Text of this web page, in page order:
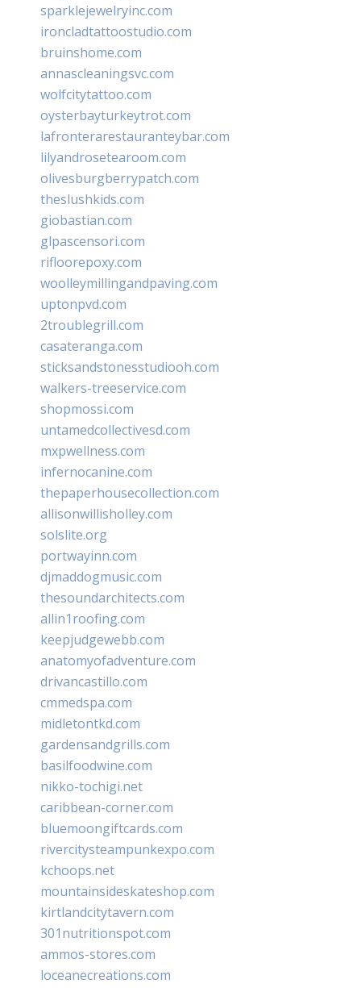
sparklejewelryinc.com
ironcladtattoostudio.com
bruinshome.com
annascleaningsvc.com
wolfcitytattoo.com
oysterbayturkeytrot.com
lafronterarestauranteybar.com
lilyandrosetearoom.com
olivesburgberrypatch.com
theslushkids.com
giobastian.com
glpascensori.com
rifloorepoxy.com
woolleymillingandpaving.com
uptonpvd.com
2troublegrill.com
casateranga.com
sticksandstonesstudiooh.com
walkers-treeservice.com
shopmossi.com
untamedcollectivesd.com
mxpwellness.com
infernocanine.com
thepaperhousecollection.com
allisonwillisholley.com
solslite.org
portwayinn.com
djmaddogmusic.com
thesoundarchitects.com
allin1roofing.com
keepjudgewebb.com
anatomyofadventure.com
drivancastillo.com
cmmedspa.com
midletontkd.com
gardensandgrills.com
basilfoodwine.com
nikko-tochigi.net
caribbean-corner.com
bluemoongiftcards.com
rivercitysteampunkexpo.com
kchoops.net
mountainsideskateshop.com
kirtlandcitytavern.com
301nutritionspot.com
ammos-stores.com
loceanecreations.com